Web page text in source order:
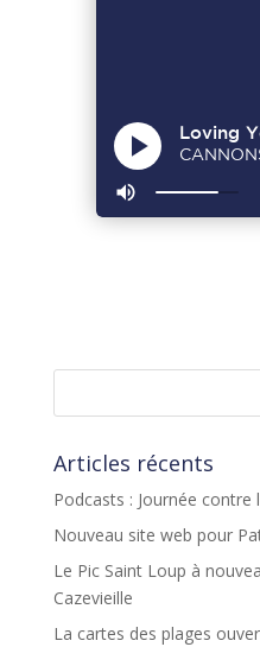
Articles récents
Podcasts : Journée
Nouveau site web pour
Le Pic Saint Loup à
Cazevieille
La cartes des plages